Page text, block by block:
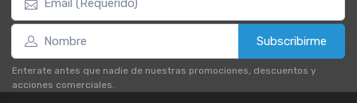
Subscribirme
Enterate antes que nadie de nuestras promociones, descuentos y
acciones comerciales.